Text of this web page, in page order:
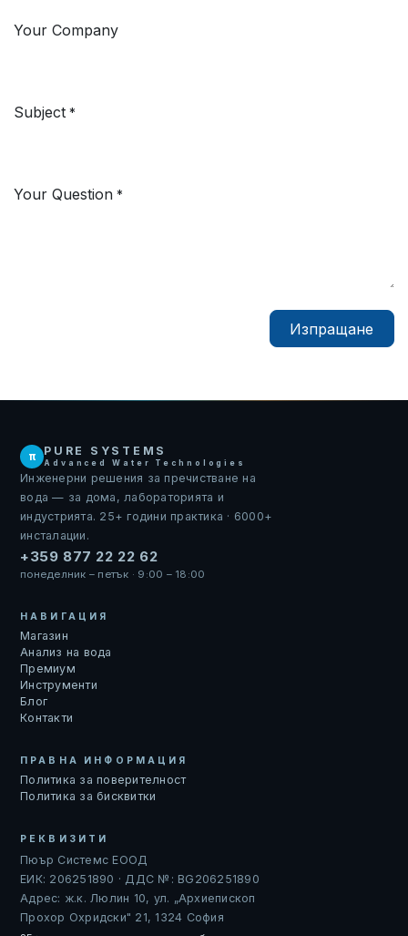
Your Company
Subject *
Your Question *
Изпращане
π PURE SYSTEMS
Advanced Water Technologies
Инженерни решения за пречистване на
вода — за дома, лабораторията и
индустрията. 25+ години практика · 6000+
инсталации.
+359 877 22 22 62
понеделник – петък · 9:00 – 18:00
НАВИГАЦИЯ
Магазин
Анализ на вода
Премиум
Инструменти
Блог
Контакти
ПРАВНА ИНФОРМАЦИЯ
Политика за поверителност
Политика за бисквитки
РЕКВИЗИТИ
Пюър Системс ЕООД
ЕИК: 206251890 · ДДС №: BG206251890
Адрес: ж.к. Люлин 10, ул. „Архиепископ
Прохор Охридски" 21, 1324 София